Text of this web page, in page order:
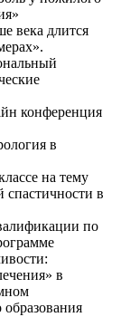
века длится
конференция
в
на тему
спастичности в
по
в